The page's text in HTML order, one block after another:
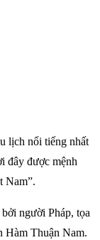
lịch nổi tiếng nhất
đây được mệnh
Nam”.
người Pháp, tọa
Hàm Thuận Nam.